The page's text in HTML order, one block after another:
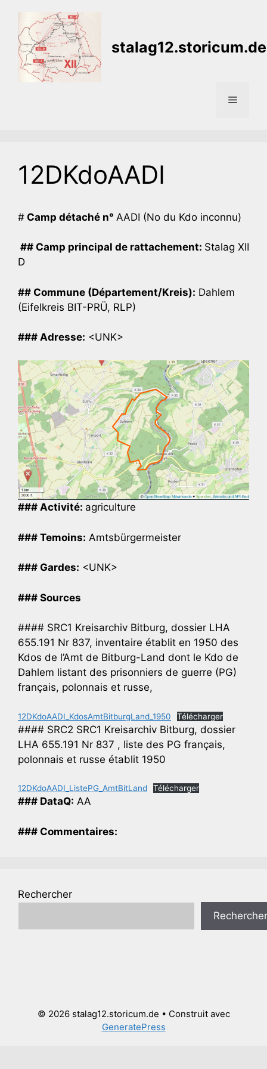
contenu
stalag12.storicum.de
Menu
12DKdoAADI
# Camp détaché n° AADI (No du Kdo inconnu)
## Camp principal de rattachement: Stalag XII
D
## Commune (Département/Kreis): Dahlem
(Eifelkreis BIT-PRÜ, RLP)
### Adresse: <UNK>
### Activité: agriculture
### Temoins: Amtsbürgermeister
### Gardes: <UNK>
### Sources
#### SRC1 Kreisarchiv Bitburg, dossier LHA
655.191 Nr 837, inventaire établit en 1950 des
Kdos de l’Amt de Bitburg-Land dont le Kdo de
Dahlem listant des prisonniers de guerre (PG)
français, polonnais et russe,
12DKdoAADI_KdosAmtBitburgLand_1950 Télécharger
#### SRC2 SRC1 Kreisarchiv Bitburg, dossier
LHA 655.191 Nr 837 , liste des PG français,
polonnais et russe établit 1950
12DKdoAADI_ListePG_AmtBitLand Télécharger
### DataQ: AA
### Commentaires:
Rechercher
Rechercher
© 2026 stalag12.storicum.de • Construit avec
GeneratePress